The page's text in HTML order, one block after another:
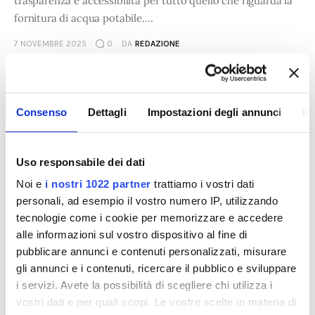
Consenso Dettagli Impostazioni degli annunci
Uso responsabile dei dati
Noi e i nostri 1022 partner trattiamo i vostri dati
personali, ad esempio il vostro numero IP, utilizzando
tecnologie come i cookie per memorizzare e accedere
alle informazioni sul vostro dispositivo al fine di
pubblicare annunci e contenuti personalizzati, misurare
gli annunci e i contenuti, ricercare il pubblico e sviluppare
i servizi. Avete la possibilità di scegliere chi utilizza i
vostri dati e per quali scopi. Le vostre scelte in materia di
fornitura di acqua potabile.…
7 NOVEMBRE 2025 0 DA REDAZIONE